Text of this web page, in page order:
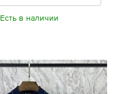
Есть в наличии